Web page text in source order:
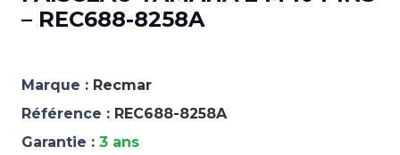
– REC688-8258A
Marque : Recmar
Référence : REC688-8258A
Garantie : 3 ans